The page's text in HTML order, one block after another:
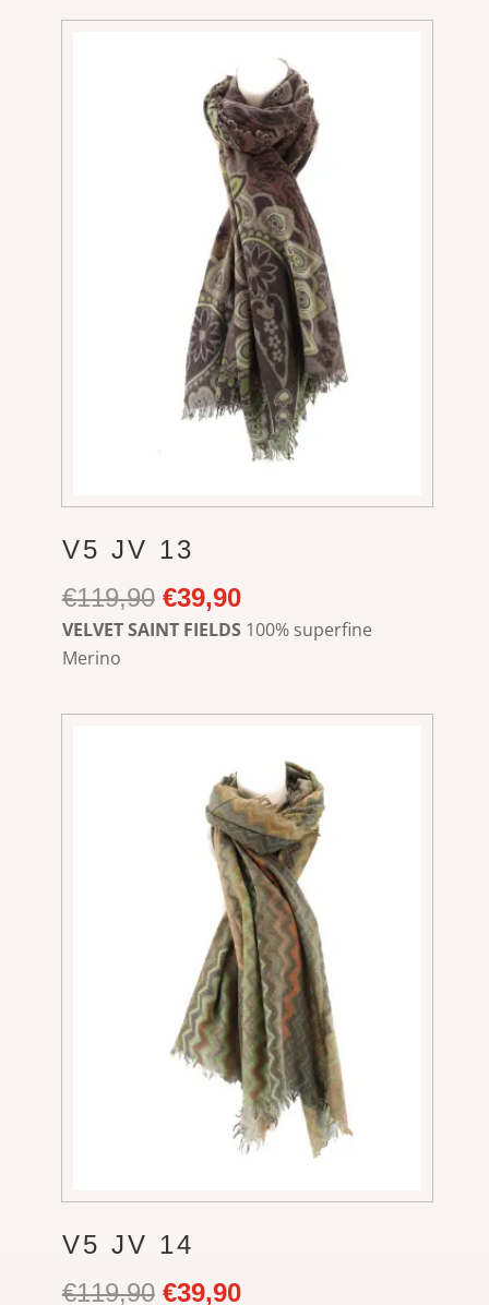
V5 JV 13
€119,90 Ursprünglicher
Preis
€39,90Aktueller
Preis
VELVET SAINT FIELDS 100% superfine
Merino
V5 JV 14
€119,90 Ursprünglicher
€39,90Aktueller